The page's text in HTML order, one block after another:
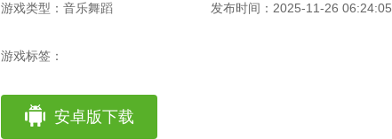
游戏类型：音乐舞蹈 发布时间：2025-11-26 06:24:05
游戏标签：
安卓版下载